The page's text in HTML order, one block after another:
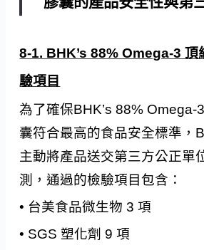
8-1. BHK’s 88% Omega-3 頂
驗項目
為了確保BHK’s 88% Omega-
囊符合最高的食品安全標準，
主動將產品送交第三方公正單
測，通過的檢驗項目包含：
• 台美食品微生物 3 項
• SGS 塑化劑 9 項